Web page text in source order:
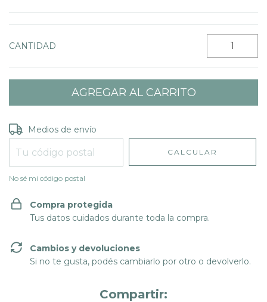
CANTIDAD
Entregas para el CP:
Medios de envío
CALCULAR
No sé mi código postal
Compra protegida
Tus datos cuidados durante toda la compra.
Cambios y devoluciones
Si no te gusta, podés cambiarlo por otro o devolverlo.
Compartir: